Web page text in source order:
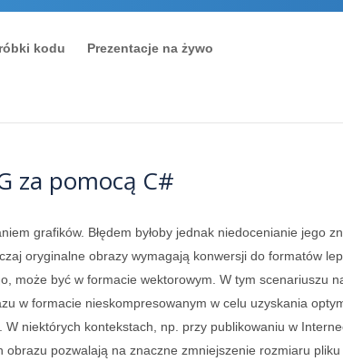
kodu Prezentacje na żywo
za pomocą C#
grafików. Błędem byłoby jednak niedocenianie jego
oryginalne obrazy wymagają konwersji do formatów
może być w formacie wektorowym. W tym scenariuszu
w formacie nieskompresowanym w celu uzyskania
niektórych kontekstach, np. przy publikowaniu w
pozwalają na znaczne zmniejszenie rozmiaru